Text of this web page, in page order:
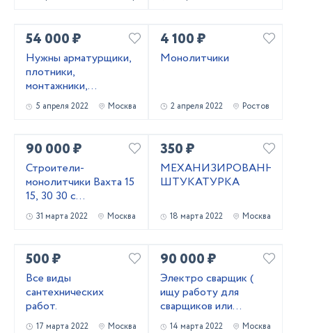
54 000 ₽
Нужны арматурщики,
плотники,
монтажники,
сварщики, бетонщики,
стропальщики,
5 апреля 2022 Москва
4 100 ₽
Монолитчики
2 апреля 2022 Ростов
90 000 ₽
Строители-
монолитчики Вахта 15
15, 30 30 с
проживанием,
питанием
31 марта 2022 Москва
350 ₽
МЕХАНИЗИРОВАННАЯ
ШТУКАТУРКА
18 марта 2022 Москва
500 ₽
Все виды
сантехнических
работ.
17 марта 2022 Москва
90 000 ₽
Электро сварщик (
ищу работу для
сварщиков или
водителя )
14 марта 2022 Москва